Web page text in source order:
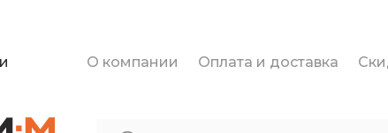
О компании Оплата и доставка